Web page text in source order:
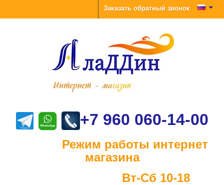
Заказать обратный звонок
+7 960 060-14-00
Режим работы интернет
магазина
Вт-Сб 10-18